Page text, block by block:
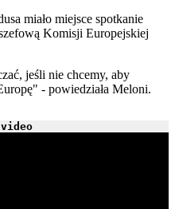
miało miejsce spotkanie
Komisji Europejskiej
jeśli nie chcemy, aby
- powiedziała Meloni.